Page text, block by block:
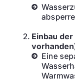
Einbau
Eine